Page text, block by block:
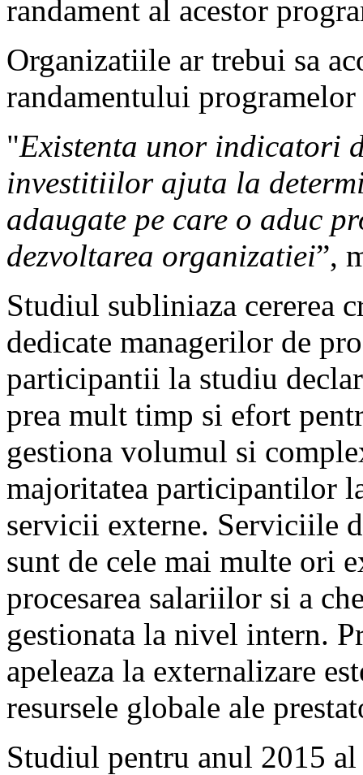
randament al acestor
Organizatiile ar trebui sa
randamentului
"Existenta unor indicatori
investitiilor ajuta la
adaugate pe care o aduc
dezvoltarea organizatiei”,
Studiul subliniaza cererea
dedicate managerilor de
participantii la studiu
prea mult timp si efort
gestiona volumul si
majoritatea participantilor
servicii externe. Serviciile
sunt de cele mai multe ori
procesarea salariilor si a
gestionata la nivel intern.
apeleaza la externalizare
resursele globale ale
Studiul pentru anul 2015